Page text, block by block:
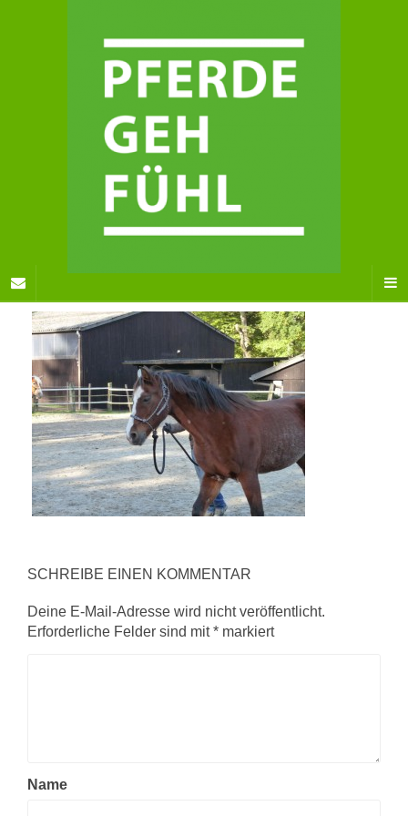
SCHREIBE EINEN KOMMENTAR
Deine E-Mail-Adresse wird nicht veröffentlicht.
Erforderliche Felder sind mit* markiert
Name